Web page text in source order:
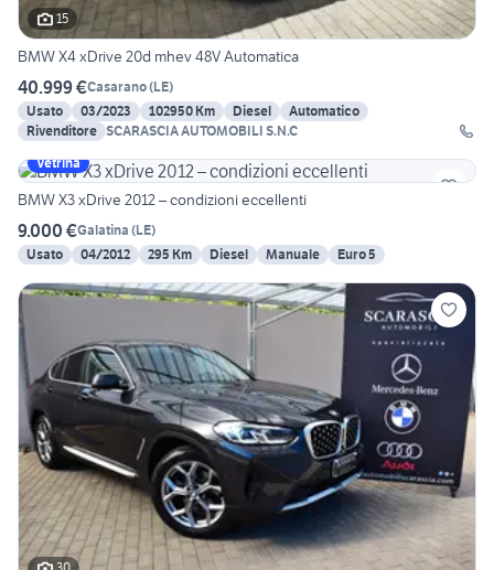
15
BMW X4 xDrive 20d mhev 48V Automatica
40.999 €Casarano(LE)
Usato
03/2023 102950 Km Diesel
Automatico
Rivenditore SCARASCIA AUTOMOBILI S.N.C
Vetrina
BMW X3 xDrive 2012 – condizioni eccellenti
9.000 €Galatina (LE)
Usato
04/2012 295 Km Diesel Manuale Euro 5